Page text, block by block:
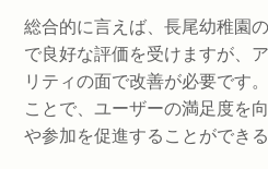
総合的に言えば、長尾幼稚園
で良好な評価を受けますが、
リティの面で改善が必要です
ことで、ユーザーの満足度を
や参加を促進することができる